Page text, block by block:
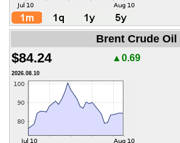
Brent Crude Oil
$84.24 ▲0.69
2026.08.10